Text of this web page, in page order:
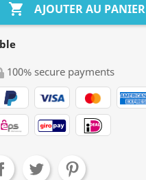
 AJOUTER AU PANIER
100% secure payments